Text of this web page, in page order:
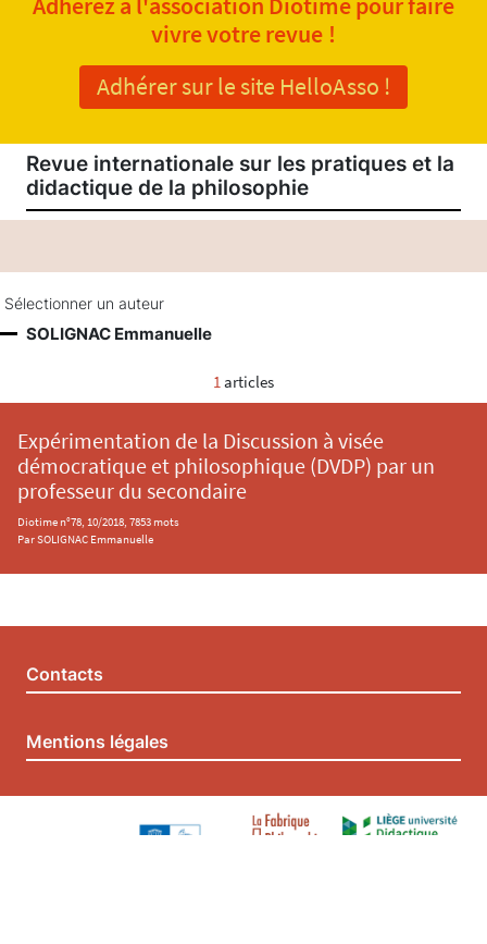
vivre votre revue !
Adhérer sur le site HelloAsso !
Revue internationale sur les pratiques et la
didactique de la philosophie
Sélectionner un auteur
SOLIGNAC Emmanuelle
1articles
Expérimentation de la Discussion à visée
démocratique et philosophique (DVDP) par un
professeur du secondaire
Diotime n°78, 10/2018, 7853 mots
Par SOLIGNAC Emmanuelle
Contacts
Mentions légales